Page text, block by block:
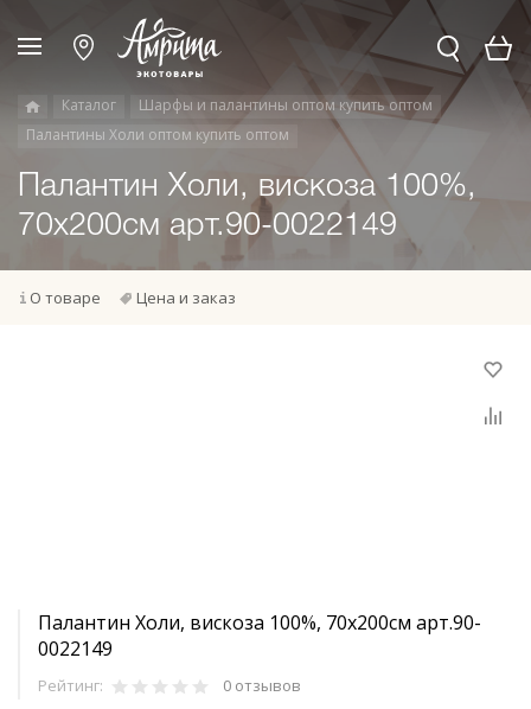
Каталог
Шарфы и палантины оптом купить оптом
Палантины Холи оптом купить оптом
Палантин Холи, вискоза 100%,
70х200см арт.90-0022149
О товаре Цена и заказ
Палантин Холи, вискоза 100%, 70х200см арт.90-
0022149
Рейтинг: 0 отзывов